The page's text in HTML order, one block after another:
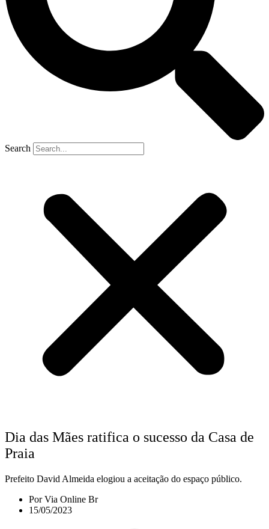
Search
Dia das Mães ratifica o sucesso da Casa de
Praia
Prefeito David Almeida elogiou a aceitação do espaço público.
PorVia Online Br
15/05/2023